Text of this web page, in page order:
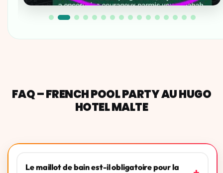
FAQ – FRENCH POOL PARTY AU HUGO
HOTEL MALTE
Le maillot de bain est-il obligatoire pour la